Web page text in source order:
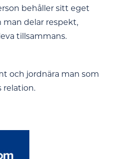
behåller sitt eget
delar respekt,
tillsammans.
och jordnära man som
relation.